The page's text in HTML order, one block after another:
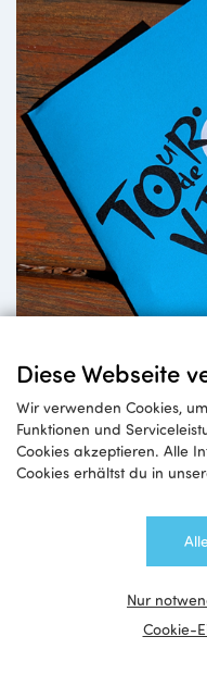
Diese Webseite
Wir verwenden Cookies,
Funktionen und
Cookies akzeptieren. Alle
Cookies erhältst du in
Nur
Cookie-